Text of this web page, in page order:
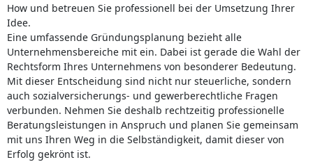
How und betreuen Sie professionell bei der Umsetzung Ihrer
Idee.
Eine umfassende Gründungsplanung bezieht alle
Unternehmensbereiche mit ein. Dabei ist gerade die Wahl der
Rechtsform Ihres Unternehmens von besonderer Bedeutung.
Mit dieser Entscheidung sind nicht nur steuerliche, sondern
auch sozialversicherungs- und gewerberechtliche Fragen
verbunden. Nehmen Sie deshalb rechtzeitig professionelle
Beratungsleistungen in Anspruch und planen Sie gemeinsam
mit uns Ihren Weg in die Selbständigkeit, damit dieser von
Erfolg gekrönt ist.